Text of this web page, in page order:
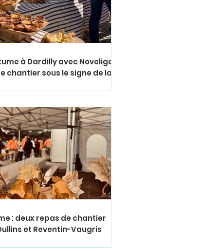
à Dardilly avec Novelige :
chantier sous le signe de la
: deux repas de chantier
et Reventin-Vaugris